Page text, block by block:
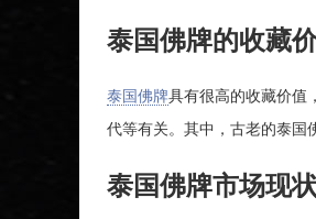
泰国佛牌的收藏
泰国佛牌具有很高的收藏价值
代等有关。其中，古老的泰国
泰国佛牌市场现